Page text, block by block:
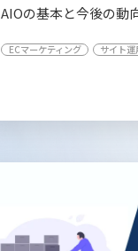
AIOの基本と今後の動
ECマーケティング サイト運